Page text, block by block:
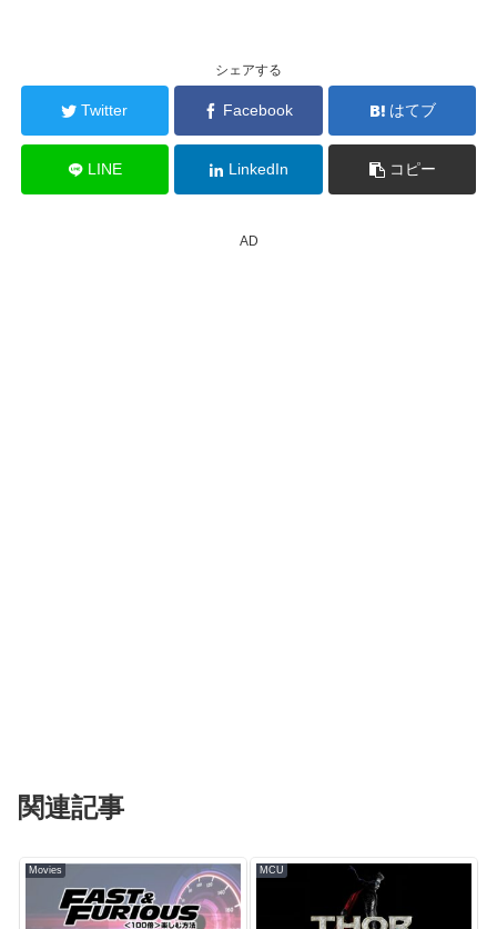
シェアする
Twitter Facebook はてブ
LINE LinkedIn コピー
AD
関連記事
Movies MCU